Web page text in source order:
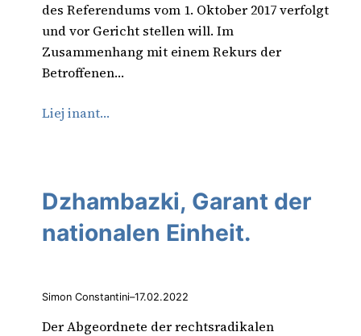
des Referendums vom 1. Oktober 2017 verfolgt
und vor Gericht stellen will. Im
Zusammenhang mit einem Rekurs der
Betroffenen…
Liej inant…
Dzhambazki, Garant der
nationalen Einheit.
Simon Constantini–17.02.2022
Der Abgeordnete der rechtsradikalen